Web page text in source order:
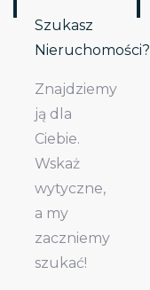
Szukasz
Nieruchomości?
Znajdziemy
ją dla
Ciebie.
Wskaż
wytyczne,
a my
zaczniemy
szukać!